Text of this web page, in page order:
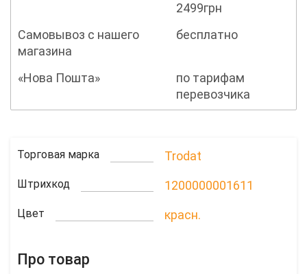
2499грн
Самовывоз с нашего
магазина
бесплатно
«Нова Пошта»
по тарифам
перевозчика
Торговая марка Trodat
Штрихкод 1200000001611
Цвет красн.
Про товар